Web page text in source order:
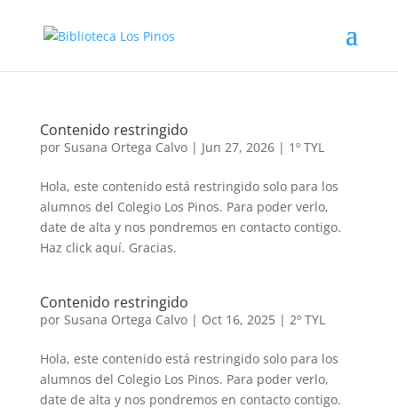
Contenido restringido
por Susana Ortega Calvo| Jun 27, 2026| 1º TYL
Hola, este contenido está restringido solo para los
alumnos del Colegio Los Pinos. Para poder verlo,
date de alta y nos pondremos en contacto contigo.
Haz click aquí. Gracias.
Contenido restringido
por Susana Ortega Calvo| Oct 16, 2025| 2º TYL
Hola, este contenido está restringido solo para los
alumnos del Colegio Los Pinos. Para poder verlo,
date de alta y nos pondremos en contacto contigo.